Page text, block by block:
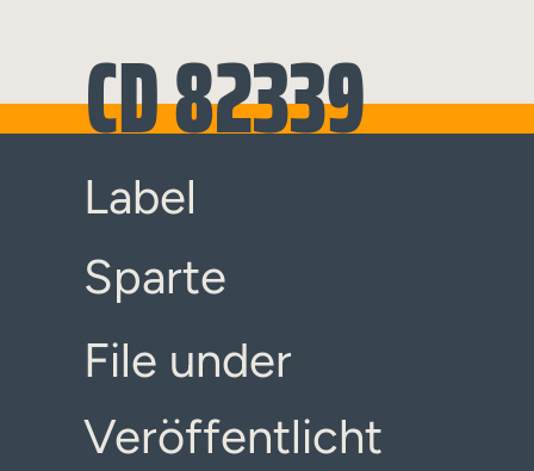
CD 82339
Label
Sparte
File under
Veröffentlicht